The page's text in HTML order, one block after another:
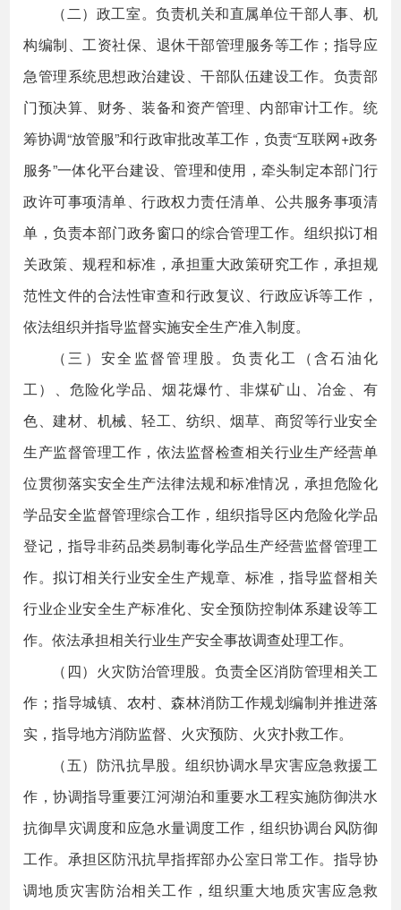
（二）政工室。负责机关和直属单位干部人事、机
构编制、工资社保、退休干部管理服务等工作；指导应
急管理系统思想政治建设、干部队伍建设工作。负责部
门预决算、财务、装备和资产管理、内部审计工作。统
筹协调“放管服”和行政审批改革工作，负责“互联网+政务
服务”一体化平台建设、管理和使用，牵头制定本部门行
政许可事项清单、行政权力责任清单、公共服务事项清
单，负责本部门政务窗口的综合管理工作。组织拟订相
关政策、规程和标准，承担重大政策研究工作，承担规
范性文件的合法性审查和行政复议、行政应诉等工作，
依法组织并指导监督实施安全生产准入制度。
（三）安全监督管理股。负责化工（含石油化
工）、危险化学品、烟花爆竹、非煤矿山、冶金、有
色、建材、机械、轻工、纺织、烟草、商贸等行业安全
生产监督管理工作，依法监督检查相关行业生产经营单
位贯彻落实安全生产法律法规和标准情况，承担危险化
学品安全监督管理综合工作，组织指导区内危险化学品
登记，指导非药品类易制毒化学品生产经营监督管理工
作。拟订相关行业安全生产规章、标准，指导监督相关
行业企业安全生产标准化、安全预防控制体系建设等工
作。依法承担相关行业生产安全事故调查处理工作。
（四）火灾防治管理股。负责全区消防管理相关工
作；指导城镇、农村、森林消防工作规划编制并推进落
实，指导地方消防监督、火灾预防、火灾扑救工作。
（五）防汛抗旱股。组织协调水旱灾害应急救援工
作，协调指导重要江河湖泊和重要水工程实施防御洪水
抗御旱灾调度和应急水量调度工作，组织协调台风防御
工作。承担区防汛抗旱指挥部办公室日常工作。指导协
调地质灾害防治相关工作，组织重大地质灾害应急救